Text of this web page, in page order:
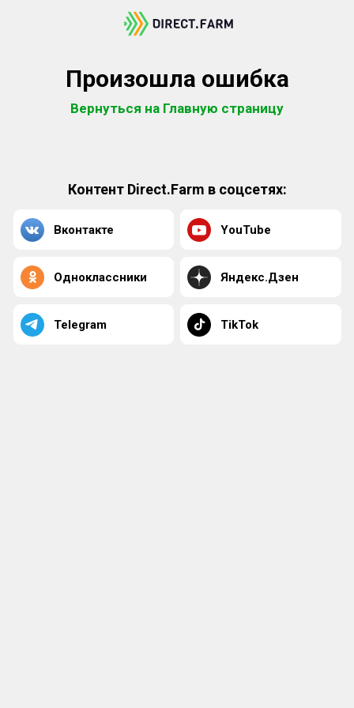
Произошла ошибка
Вернуться на Главную страницу
Контент Direct.Farm в соцсетях:
Вконтакте YouTube
Одноклассники Яндекс.Дзен
Telegram TikTok